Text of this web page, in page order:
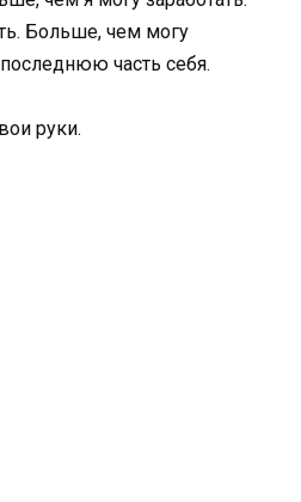
Больше, чем могу
часть себя.
руки.